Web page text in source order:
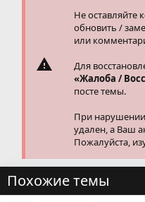
Не оставляйте
обновить /
или
Для
«Жалоба /
посте темы.
При
удален, а Ваш
Пожалуйста,
Похожие темы